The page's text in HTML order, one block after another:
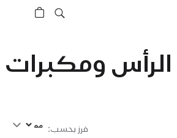
ومكبرات
فرز بحسب: فرز بحسب